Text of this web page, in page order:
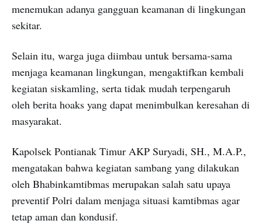
menemukan adanya gangguan keamanan di lingkungan
sekitar.
Selain itu, warga juga diimbau untuk bersama-sama
menjaga keamanan lingkungan, mengaktifkan kembali
kegiatan siskamling, serta tidak mudah terpengaruh
oleh berita hoaks yang dapat menimbulkan keresahan di
masyarakat.
Kapolsek Pontianak Timur AKP Suryadi, SH., M.A.P.,
mengatakan bahwa kegiatan sambang yang dilakukan
oleh Bhabinkamtibmas merupakan salah satu upaya
preventif Polri dalam menjaga situasi kamtibmas agar
tetap aman dan kondusif.